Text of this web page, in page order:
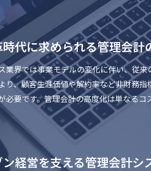
代に求められる管理会計
業界では事業モデルの変化に伴い、従
り、顧客生涯価値や解約率など非財務
必要です。管理会計の高度化は単なる
経営を支える管理会計シ